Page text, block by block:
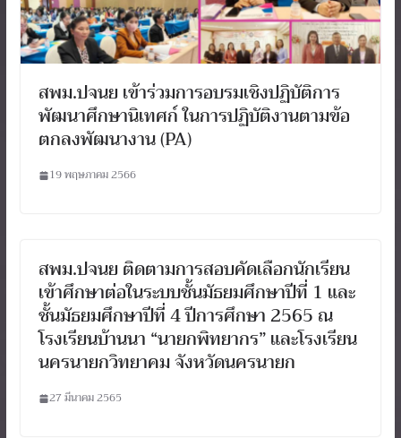
สพม.ปจนย เข้าร่วมการอบรมเชิงปฏิบัติการ
พัฒนาศึกษานิเทศก์ ในการปฏิบัติงานตามข้อ
ตกลงพัฒนางาน (PA)
19 พฤษภาคม 2566
สพม.ปจนย ติดตามการสอบคัดเลือกนักเรียน
เข้าศึกษาต่อในระบบชั้นมัธยมศึกษาปีที่ 1 และ
ชั้นมัธยมศึกษาปีที่ 4 ปีการศึกษา 2565 ณ
โรงเรียนบ้านนา “นายกพิทยากร” และโรงเรียน
นครนายกวิทยาคม จังหวัดนครนายก
27 มีนาคม 2565